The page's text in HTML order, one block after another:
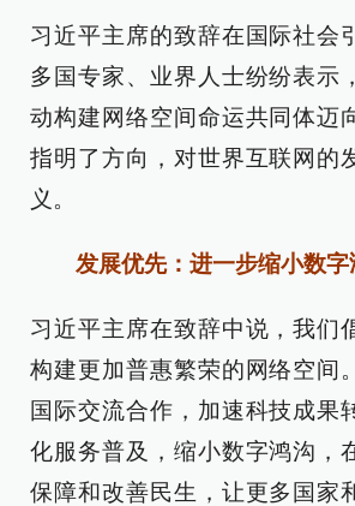
习近平主席的致辞在国际社会
多国专家、业界人士纷纷表示
动构建网络空间命运共同体迈
指明了方向，对世界互联网的
义。
发展优先：进一步缩小数字
习近平主席在致辞中说，我们
构建更加普惠繁荣的网络空间
国际交流合作，加速科技成果
化服务普及，缩小数字鸿沟，
保障和改善民生，让更多国家